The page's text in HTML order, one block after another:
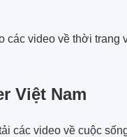
video về thời trang
Việt Nam
các video về cuộc